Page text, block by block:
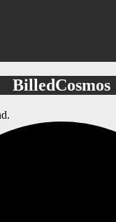
BilledCosmos